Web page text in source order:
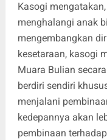
Kasogi
menghalangi anak
mengembangkan
kesetaraan, kasogi
Muara Bulian
berdiri sendiri
menjalani
kedepannya akan
pembinaan